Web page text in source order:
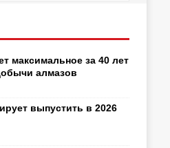
максимальное за 40 лет
алмазов
выпустить в 2026